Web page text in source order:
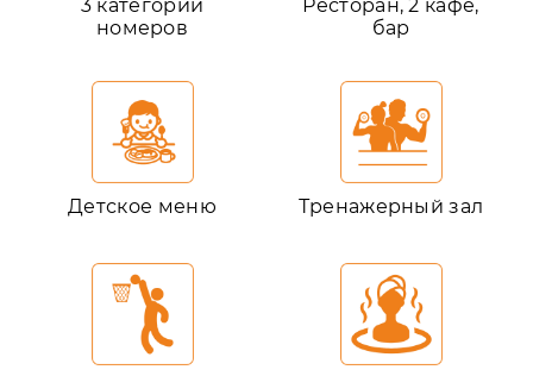
3 категории
номеров
Ресторан, 2 кафе,
бар
Детское меню Тренажерный зал